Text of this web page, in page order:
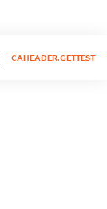
CAHEADER.GETTEST